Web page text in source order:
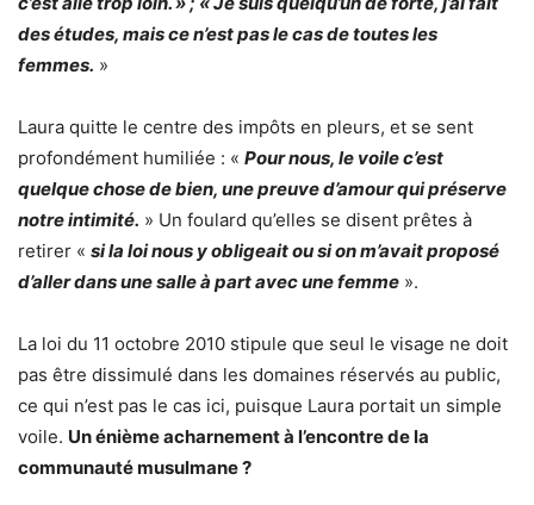
des études, mais ce n’est pas le cas de toutes les
femmes. »
Laura quitte le centre des impôts en pleurs, et se sent
profondément humiliée : « Pour nous, le voile c’est
quelque chose de bien, une preuve d’amour qui préserve
notre intimité. » Un foulard qu’elles se disent prêtes à
retirer « si la loi nous y obligeait ou si on m’avait proposé
d’aller dans une salle à part avec une femme ».
La loi du 11 octobre 2010 stipule que seul le visage ne doit
pas être dissimulé dans les domaines réservés au public,
ce qui n’est pas le cas ici, puisque Laura portait un simple
voile. Un énième acharnement à l’encontre de la
communauté musulmane ?